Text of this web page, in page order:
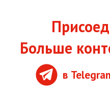
Больше
в